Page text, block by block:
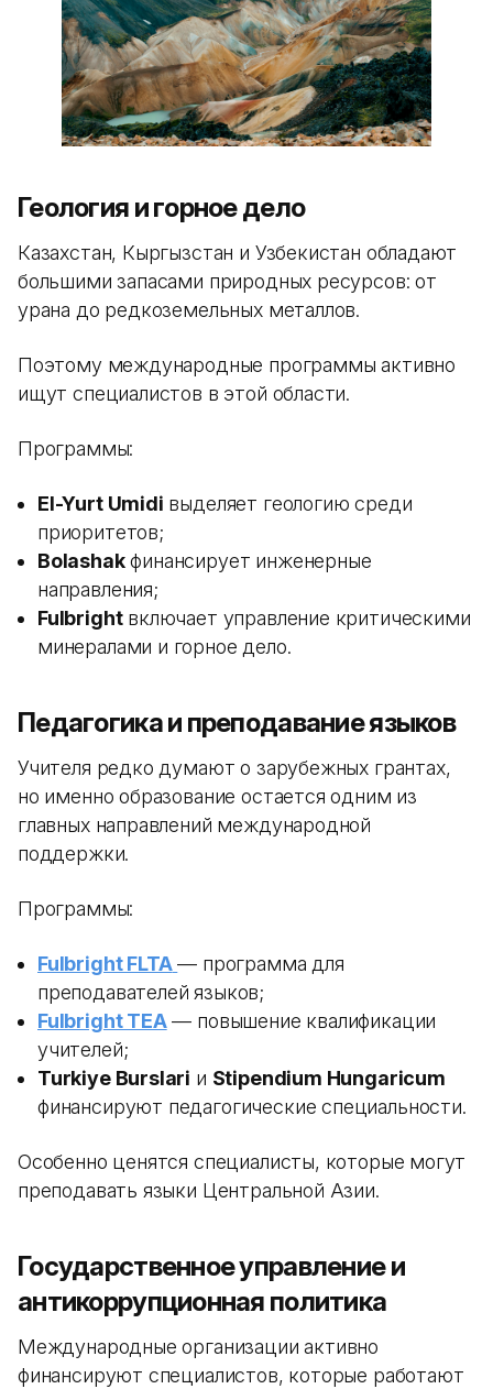
Геология и горное дело
Казахстан, Кыргызстан и Узбекистан обладают
большими запасами природных ресурсов: от
урана до редкоземельных металлов.
Поэтому международные программы активно
ищут специалистов в этой области.
Программы:
El-Yurt Umidi выделяет геологию среди
приоритетов;
Bolashakфинансирует инженерные
направления;
Fulbrightвключает управление критическими
минералами и горное дело.
Педагогика и преподавание языков
Учителя редко думают о зарубежных грантах,
но именно образование остается одним из
главных направлений международной
поддержки.
Программы:
Fulbright FLTA — программа для
преподавателей языков;
Fulbright TEA— повышение квалификации
учителей;
Turkiye Burslari и Stipendium Hungaricum
финансируют педагогические специальности.
Особенно ценятся специалисты, которые могут
преподавать языки Центральной Азии.
Государственное управление и
антикоррупционная политика
Международные организации активно
финансируют специалистов, которые работают